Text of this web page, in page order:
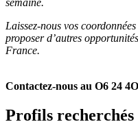
Laissez-nous vos
proposer d’autres
France.
Contactez-nous au O6 24
Profils recherchés